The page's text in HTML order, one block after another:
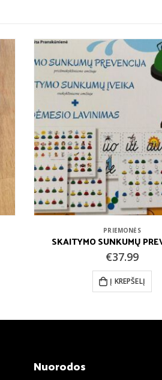
PRIEMONĖS
Medinė dėlionė
€15.99
DAUGIAU
Nuorodos